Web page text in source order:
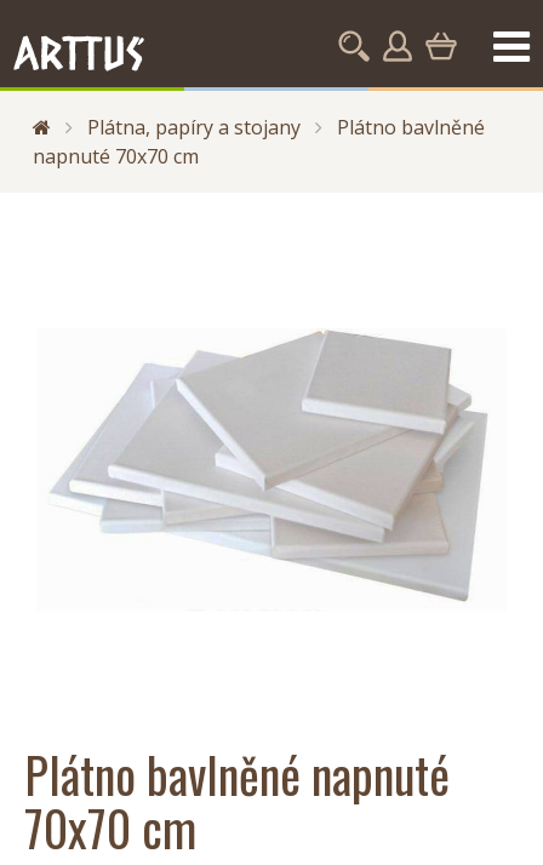
Plátna, papíry a stojany
Plátno bavlněné
napnuté 70x70 cm
Plátno bavlněné napnuté
70x70 cm